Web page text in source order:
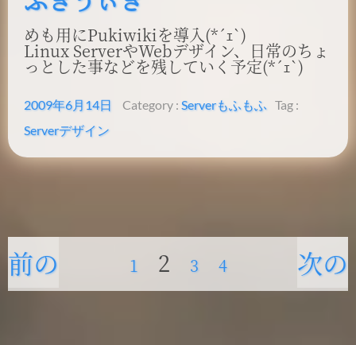
めも用にPukiwikiを導入(*´ｪ`)
Linux ServerやWebデザイン、日常のちょ
っとした事などを残していく予定(*´ｪ`)
2009年6月14日 Category : Serverもふもふ Tag :
Serverデザイン
投
稿
前の
Page
1 Page
2 Page
3 Page
4
次の